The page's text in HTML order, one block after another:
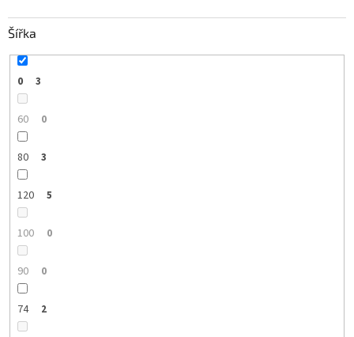
Šířka
0 3
60 0
80 3
120 5
100 0
90 0
74 2